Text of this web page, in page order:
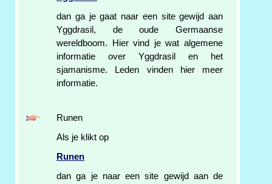
dan ga je gaat naar een site gewijd aan
Yggdrasil, de oude Germaanse
wereldboom. Hier vind je wat algemene
informatie over Yggdrasil en het
sjamanisme. Leden vinden hier meer
informatie.
Runen
Als je klikt op
Runen
dan ga je naar een site gewijd aan de